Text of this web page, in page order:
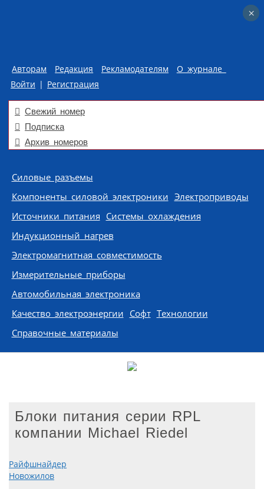
Авторам Редакция Рекламодателям
О журнале
Войти | Регистрация
Свежий номер
Подписка
Архив номеров
Skip to content
Силовые разъемы
Компоненты силовой электроники Электроприводы
Источники питания Системы охлаждения
Индукционный нагрев
Электромагнитная совместимость
Измерительные приборы
Автомобильная электроника
Качество электроэнергии Софт Технологии
Справочные материалы
Блоки питания серии RPL
компании Michael Riedel
Райфшнайдер
Новожилов
×
×